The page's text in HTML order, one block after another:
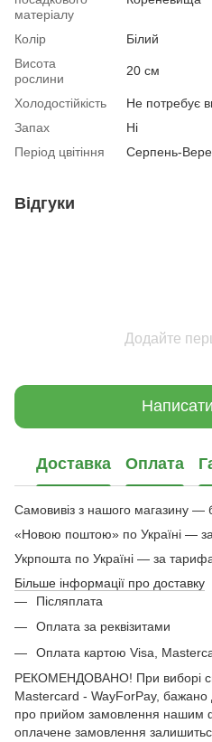
матеріалу
Колір
Білий
Висота
рослини
20 см
Холодостійкість
Не потребує
Запах
Ні
Період цвітіння
Серпень-
Відгуки
Додайте
Доставка Оплата
Самовивіз з нашого магазину —
«Новою поштою» по Україні —
Укрпошта по Україні — за
Більше інформації про доставку
Післяплата
Оплата за реквізитами
Оплата картою Visa,
РЕКОМЕНДОВАНО! При виборі
Mastercard - WayForPay, бажано
про прийом замовлення нашим
оплачене замовлення